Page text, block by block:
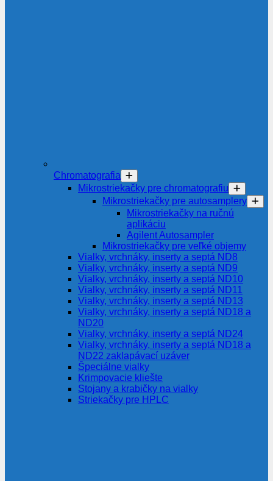
Chromatografia
Mikrostriekačky pre chromatografiu
Mikrostriekačky pre autosamplery
Mikrostriekačky na ručnú
aplikáciu
Agilent Autosampler
Mikrostriekačky pre veľké objemy
Vialky, vrchnáky, inserty a septá ND8
Vialky, vrchnáky, inserty a septá ND9
Vialky, vrchnáky, inserty a septá ND10
Vialky, vrchnáky, inserty a septá ND11
Vialky, vrchnáky, inserty a septá ND13
Vialky, vrchnáky, inserty a septá ND18 a
ND20
Vialky, vrchnáky, inserty a septá ND24
Vialky, vrchnáky, inserty a septá ND18 a
ND22 zaklapávací uzáver
Špeciálne vialky
Krimpovacie kliešte
Stojany a krabičky na vialky
Striekačky pre HPLC